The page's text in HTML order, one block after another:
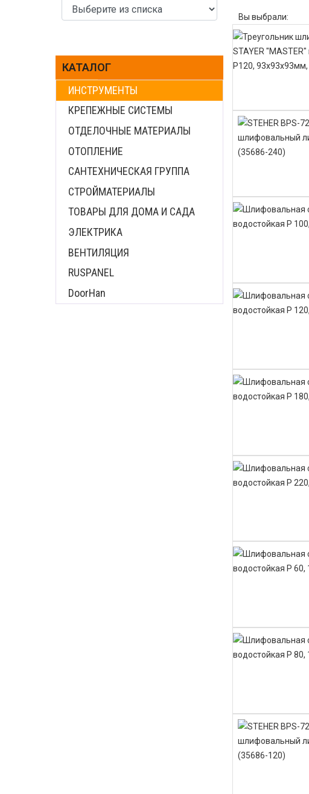
Вы выбрали:
КАТАЛОГ
ИНСТРУМЕНТЫ
КРЕПЕЖНЫЕ СИСТЕМЫ
ОТДЕЛОЧНЫЕ МАТЕРИАЛЫ
ОТОПЛЕНИЕ
САНТЕХНИЧЕСКАЯ ГРУППА
СТРОЙМАТЕРИАЛЫ
ТОВАРЫ ДЛЯ ДОМА И САДА
ЭЛЕКТРИКА
ВЕНТИЛЯЦИЯ
RUSPANEL
DoorHan